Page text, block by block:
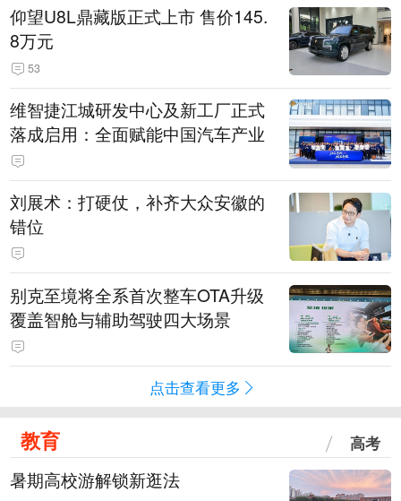
仰望U8L鼎藏版正式上市 售价145.
8万元
53
维智捷江城研发中心及新工厂正式
落成启用：全面赋能中国汽车产业
刘展术：打硬仗，补齐大众安徽的
错位
别克至境将全系首次整车OTA升级
覆盖智舱与辅助驾驶四大场景
点击查看更多
教育 高考
暑期高校游解锁新逛法